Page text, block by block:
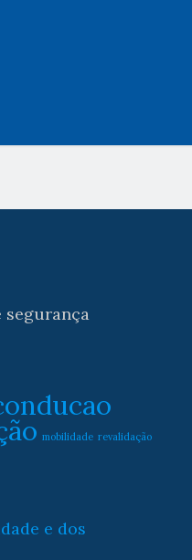
segurança
mobilidade revalidação
e dos